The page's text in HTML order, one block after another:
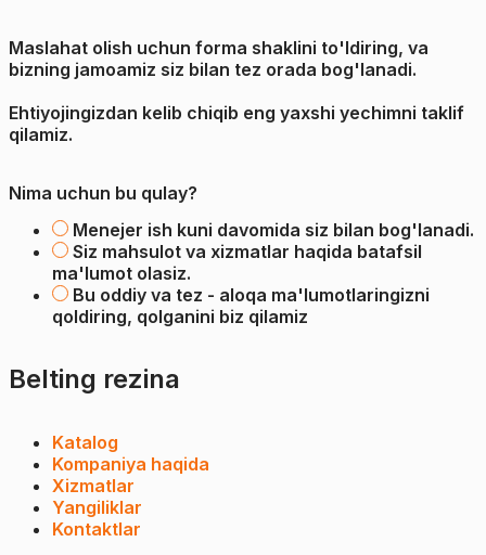
Maslahat olish uchun forma shaklini to'ldiring, va
bizning jamoamiz siz bilan tez orada bog'lanadi.
Ehtiyojingizdan kelib chiqib eng yaxshi yechimni taklif
qilamiz.
Nima uchun bu qulay?
Menejer ish kuni davomida siz bilan bog'lanadi.
Siz mahsulot va xizmatlar haqida batafsil
ma'lumot olasiz.
Bu oddiy va tez - aloqa ma'lumotlaringizni
qoldiring, qolganini biz qilamiz
Belting rezina
Katalog
Kompaniya haqida
Xizmatlar
Yangiliklar
Kontaktlar